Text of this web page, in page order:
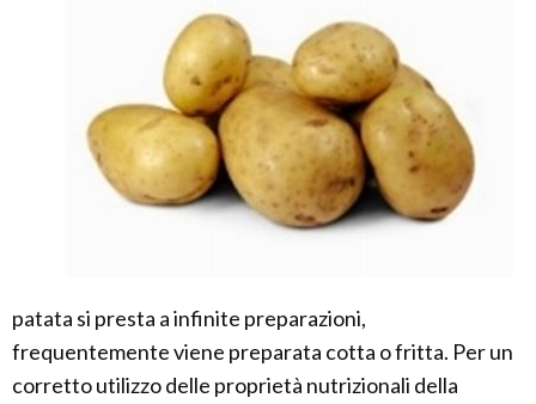
patata si presta a infinite preparazioni,
frequentemente viene preparata cotta o fritta. Per un
corretto utilizzo delle proprietà nutrizionali della